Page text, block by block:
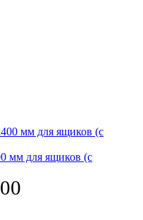
мм для ящиков (с